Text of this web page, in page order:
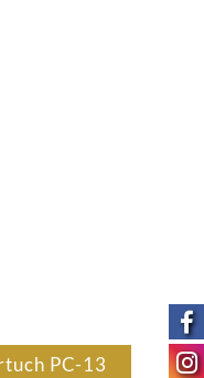
PC-13